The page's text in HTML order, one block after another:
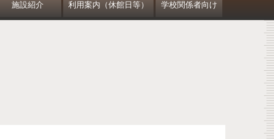
施設紹介 利用案内（休館日等） 学校関係者向け